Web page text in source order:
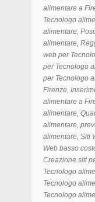
alimentare a
Tecnologo
alimentare,
alimentare,
web per
per Tecnologo
per Tecnologo
Firenze,
alimentare a
alimentare,
alimentare,
alimentare, Siti
Web basso
Creazione siti
Tecnologo
Tecnologo
Tecnologo